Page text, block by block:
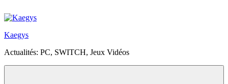
au
principal
Kaegys
Actualités: PC, SWITCH, Jeux Vidéos